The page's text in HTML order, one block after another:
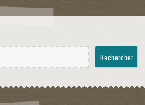
Rechercher